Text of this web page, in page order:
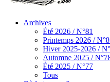
Archives
Été 2026 / N°81
Printemps 2026 /
Hiver 2025-2026 /
Automne 2025 /
Été 2025 / N°77
Tous